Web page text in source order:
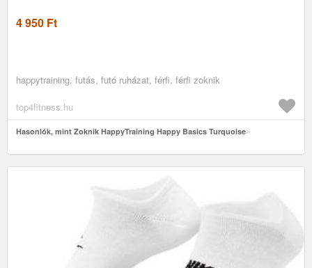
4 950 Ft
happytraining, futás, futó ruházat, férfi, férfi zoknik
top4fitness.hu
Hasonlók, mint Zoknik HappyTraining Happy Basics Turquoise